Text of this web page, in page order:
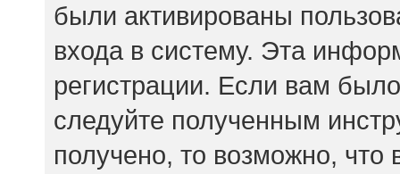
были активированы
входа в систему. Эта
регистрации. Если вам
следуйте полученным
получено, то возможно,